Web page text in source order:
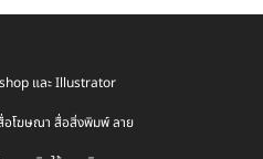
และ Illustrator
อโฆษณา สื่อสิ่งพิมพ์ ลาย